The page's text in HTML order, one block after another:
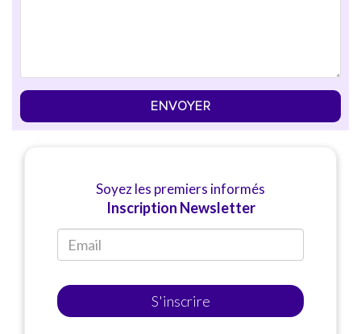
ENVOYER
Soyez les premiers informés
Inscription Newsletter
S'inscrire